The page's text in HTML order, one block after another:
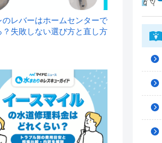
のレバーはホームセンターで
？失敗しない選び方と直し方